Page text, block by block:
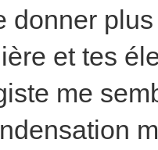
donner
et tes
me